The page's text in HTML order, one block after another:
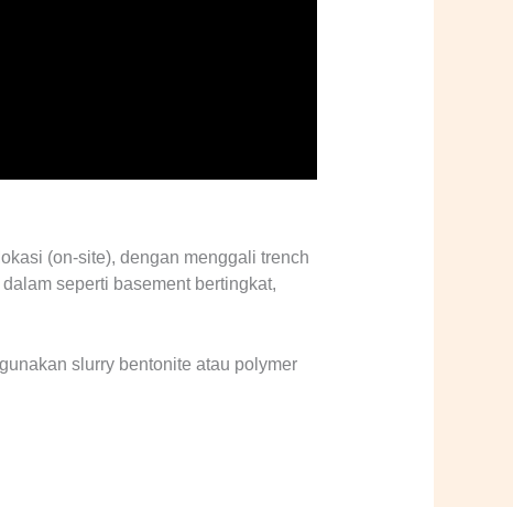
(on-site), dengan menggali trench
seperti basement bertingkat,
slurry bentonite atau polymer